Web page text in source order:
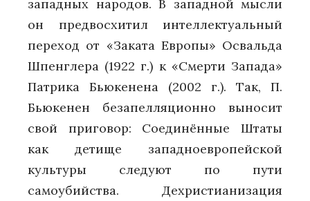
западных народов. В западной мысли
он предвосхитил интеллектуальный
переход от «Заката Европы» Освальда
Шпенглера (1922 г.) к «Смерти Запада»
Патрика Бьюкенена (2002 г.). Так, П.
Бьюкенен безапелляционно выносит
свой приговор: Соединённые Штаты
как детище западноевропейской
культуры следуют по пути
самоубийства. Дехристианизация